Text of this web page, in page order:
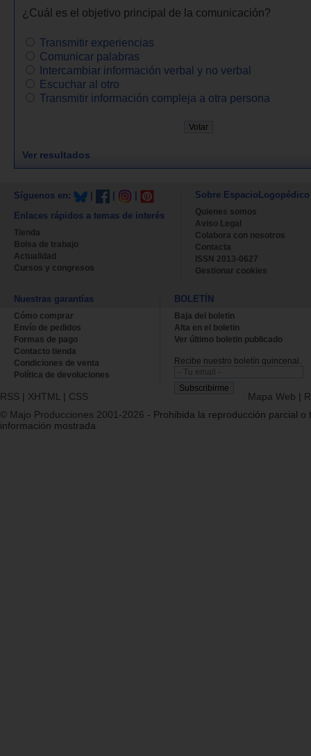
¿Cuál es el objetivo principal de la comunicación?
Transmitir experiencias
Comunicar palabras
Intercambiar información verbal y no verbal
Escuchar al otro
Transmitir información compleja a otra persona
Ver resultados
Síguenos en:
Enlaces rápidos a temas de interés
Tienda
Bolsa de trabajo
Actualidad
Cursos y congresos
Sobre EspacioLogopédico
Quienes somos
Aviso Legal
Colabora con nosotros
Contacta
ISSN 2013-0627
Gestionar cookies
Nuestras garantías
Cómo comprar
Envío de pedidos
Formas de pago
Contacto tienda
Condiciones de venta
Política de devoluciones
BOLETÍN
Baja del boletin
Alta en el boletin
Ver último boletin publicado
Recibe nuestro boletín quincenal.
RSS | XHTML | CSS Mapa Web |
© Majo Producciones 2001-2026 - Prohibida la reproducción parcial o
información mostrada